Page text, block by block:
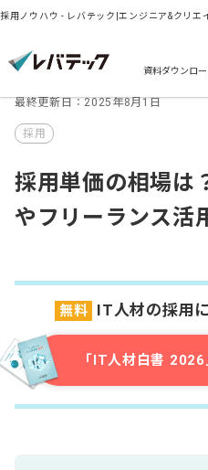
採用ノウハウ - レバテック|エンジニア&クリエ
資料ダウンロー
最終更新日：2025年8月1日
採用
採用単価の相場は
やフリーランス活
無料 IT人材の採用
「IT人材白書